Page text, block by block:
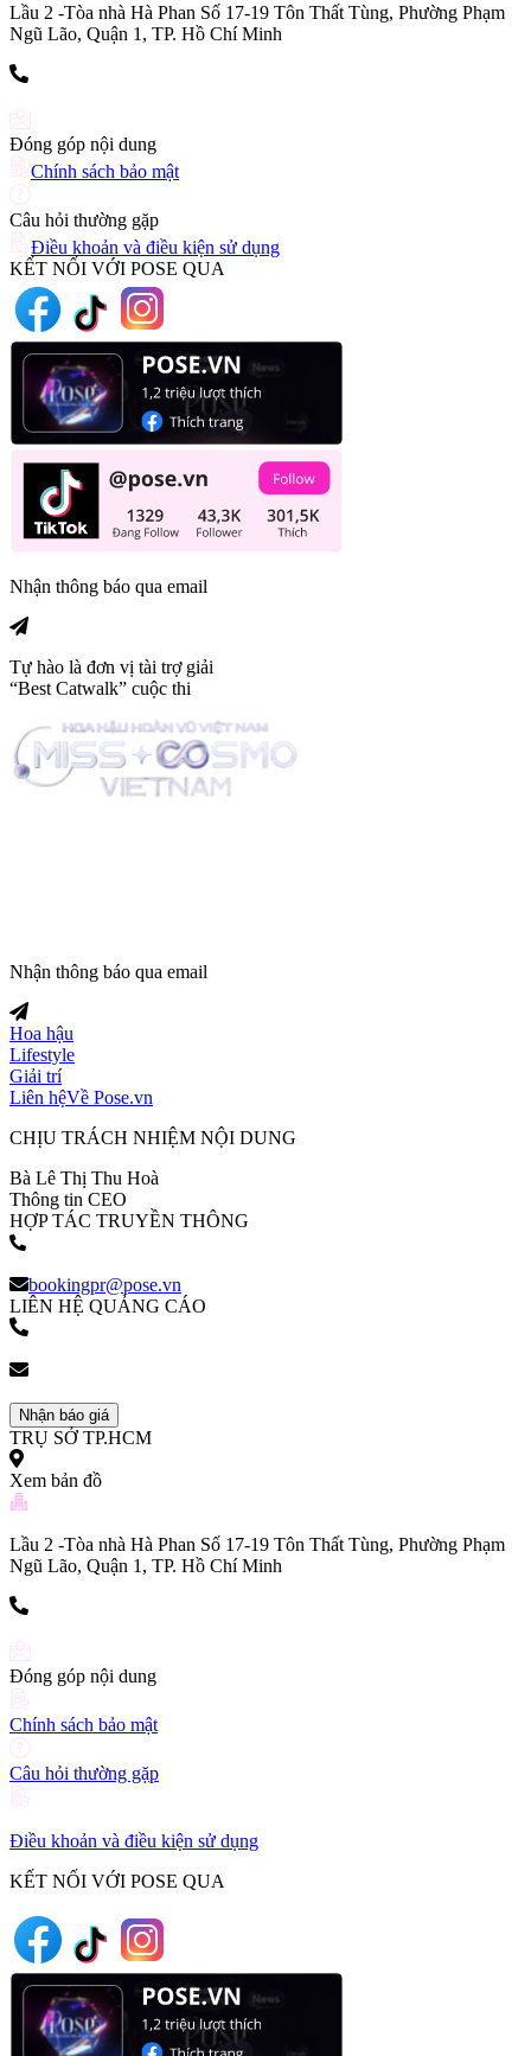
Lầu 2 -Tòa nhà Hà Phan Số 17-19 Tôn Thất Tùng, Phường Phạm
Ngũ Lão, Quận 1, TP. Hồ Chí Minh
Đóng góp nội dung
Chính sách bảo mật
Câu hỏi thường gặp
Điều khoản và điều kiện sử dụng
KẾT NỐI VỚI POSE QUA
Nhận thông báo qua email
Tự hào là đơn vị tài trợ giải
“Best Catwalk” cuộc thi
Nhận thông báo qua email
Hoa hậu
Lifestyle
Giải trí
Liên hệVề Pose.vn
CHỊU TRÁCH NHIỆM NỘI DUNG
Bà Lê Thị Thu Hoà
Thông tin CEO
HỢP TÁC TRUYỀN THÔNG
bookingpr@pose.vn
LIÊN HỆ QUẢNG CÁO
Nhận báo giá
TRỤ SỞ TP.HCM
Xem bản đồ
Lầu 2 -Tòa nhà Hà Phan Số 17-19 Tôn Thất Tùng, Phường Phạm
Ngũ Lão, Quận 1, TP. Hồ Chí Minh
Đóng góp nội dung
Chính sách bảo mật
Câu hỏi thường gặp
Điều khoản và điều kiện sử dụng
KẾT NỐI VỚI POSE QUA